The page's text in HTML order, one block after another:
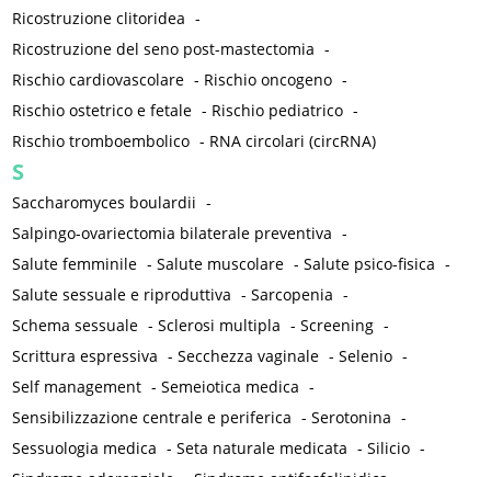
Ricostruzione clitoridea -
Ricostruzione del seno post-mastectomia -
Rischio cardiovascolare - Rischio oncogeno -
Rischio ostetrico e fetale - Rischio pediatrico -
Rischio tromboembolico - RNA circolari (circRNA)
S
Saccharomyces boulardii -
Salpingo-ovariectomia bilaterale preventiva -
Salute femminile -Salute muscolare -Salute psico-fisica -
Salute sessuale e riproduttiva -Sarcopenia -
Schema sessuale -Sclerosi multipla -Screening -
Scrittura espressiva -Secchezza vaginale -Selenio -
Self management -Semeiotica medica -
Sensibilizzazione centrale e periferica -Serotonina -
Sessuologia medica -Seta naturale medicata -Silicio -